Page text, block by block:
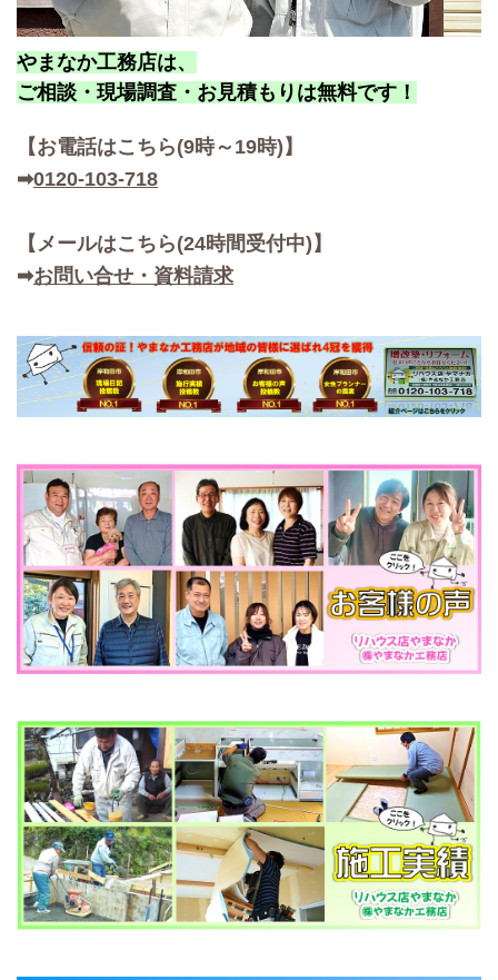
やまなか工務店は、
ご相談・現場調査・お見積もりは無料です！
【お電話はこちら(9時～19時)】
➡0120-103-718
【メールはこちら(24時間受付中)】
➡お問い合せ・資料請求